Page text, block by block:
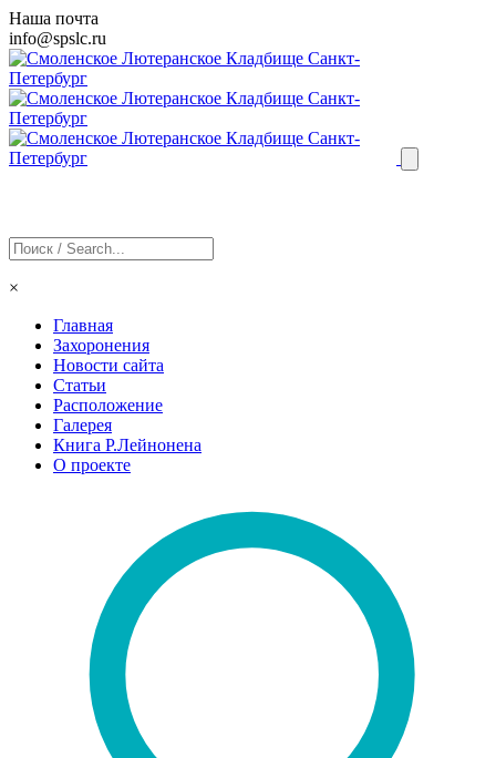
Наша почта
info@spslc.ru
×
Главная
Захоронения
Новости сайта
Статьи
Расположение
Галерея
Книга Р.Лейнонена
О проекте